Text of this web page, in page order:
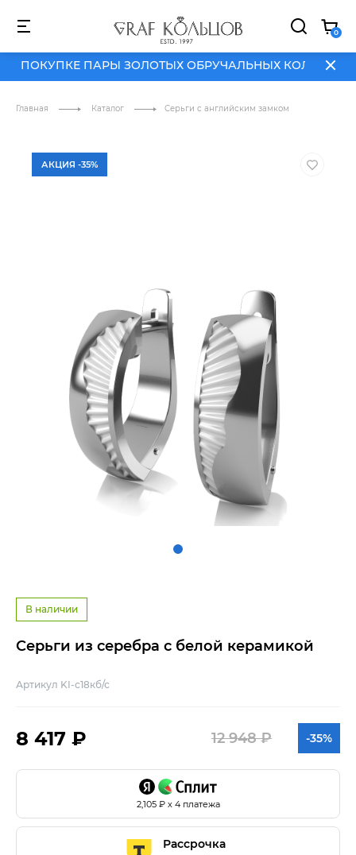
ПОКУПКЕ ПАРЫ ЗОЛОТЫХ ОБРУЧАЛЬНЫХ КОЛЕЦ
NEW HIT SALE АКЦИИ
0
ПОКУПКЕ ПАРЫ ЗОЛОТЫХ ОБРУЧАЛЬНЫХ КОЛЕЦ
Главная Каталог Серьги с английским замком
АКЦИЯ -35%
В наличии
Серьги из серебра с белой керамикой
Артикул KI-с18кб/с
8 417 ₽ 12 948 ₽ -35%
2,105₽ х 4 платежа
Рассрочка